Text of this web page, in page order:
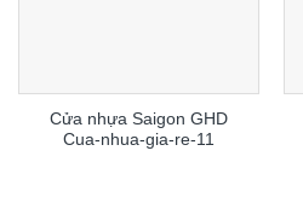
Cửa nhựa Saigon GHD
Cua-nhua-gia-re-11